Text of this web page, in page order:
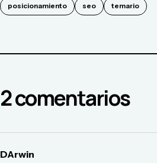
posicionamiento seo temario
2comentarios
DArwin